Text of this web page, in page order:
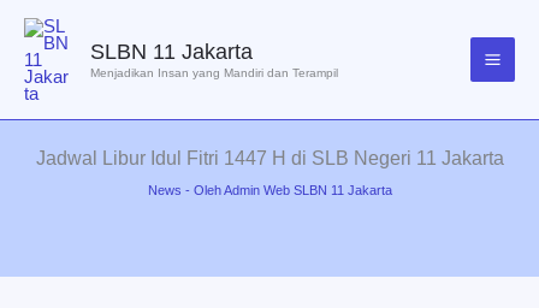
konten
SLBN 11 Jakarta
Menjadikan Insan yang Mandiri dan Terampil
Jadwal Libur Idul Fitri 1447 H di SLB Negeri 11 Jakarta
News - OlehAdmin Web SLBN 11 Jakarta